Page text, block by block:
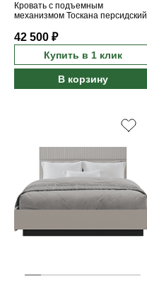
Кровать с подъемным
механизмом Тоскана персидский
42 500 ₽
Купить в 1 клик
В корзину